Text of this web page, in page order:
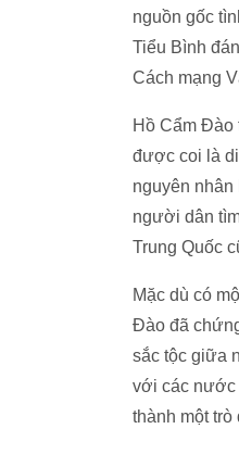
nguồn gốc
Tiểu Bình
Cách mạng
Hồ Cẩm Đào
được coi là
nguyên
người dân
Trung Quốc
Mặc dù có
Đào đã
sắc tộc giữa
với các nước
thành một trò